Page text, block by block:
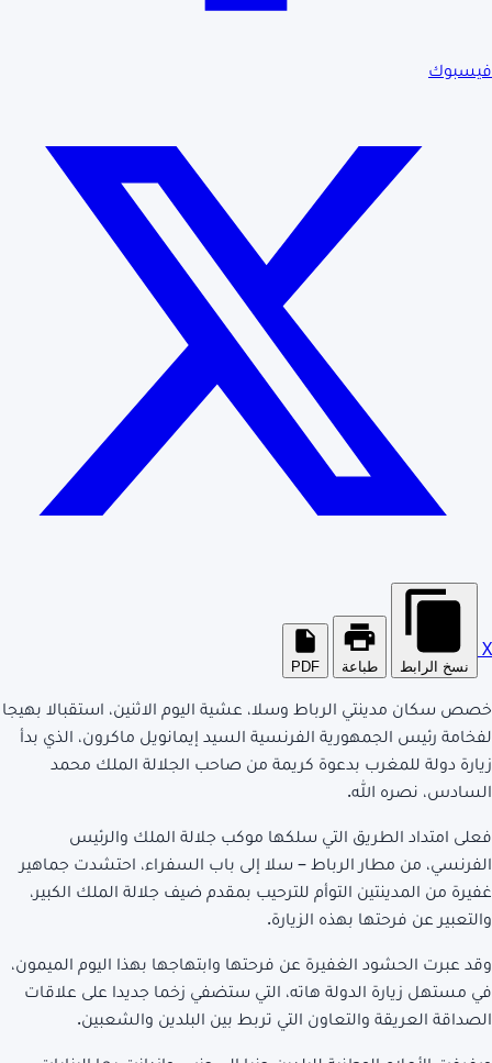
فيسبوك
X
نسخ الرابط طباعة PDF
خصص سكان مدينتي الرباط وسلا، عشية اليوم الاثنين، استقبالا بهيجا
لفخامة رئيس الجمهورية الفرنسية السيد إيمانويل ماكرون، الذي بدأ
زيارة دولة للمغرب بدعوة كريمة من صاحب الجلالة الملك محمد
السادس، نصره الله.
فعلى امتداد الطريق التي سلكها موكب جلالة الملك والرئيس
الفرنسي، من مطار الرباط – سلا إلى باب السفراء، احتشدت جماهير
غفيرة من المدينتين التوأم للترحيب بمقدم ضيف جلالة الملك الكبير،
والتعبير عن فرحتها بهذه الزيارة.
وقد عبرت الحشود الغفيرة عن فرحتها وابتهاجها بهذا اليوم الميمون،
في مستهل زيارة الدولة هاته، التي ستضفي زخما جديدا على علاقات
الصداقة العريقة والتعاون التي تربط بين البلدين والشعبين.